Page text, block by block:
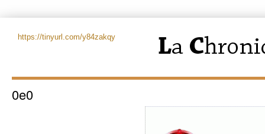
https://tinyurl.com/y84zakqy
0e0